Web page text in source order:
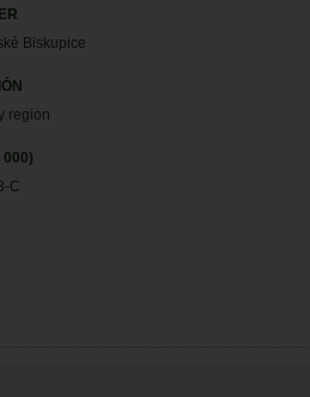
Biskupice
region
000)
C